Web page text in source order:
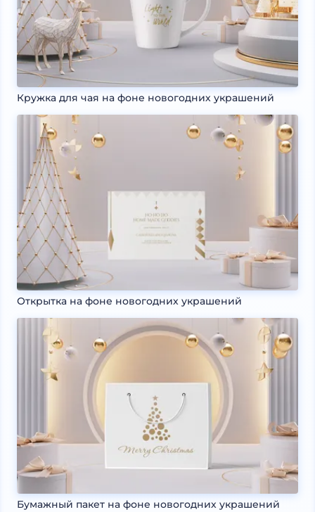
Кружка для чая на фоне новогодних украшений
Открытка на фоне новогодних украшений
Бумажный пакет на фоне новогодних украшений